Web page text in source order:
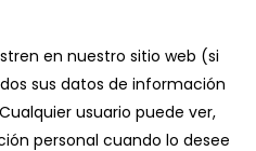
en nuestro sitio web (si
sus datos de información
usuario puede ver,
personal cuando lo desee